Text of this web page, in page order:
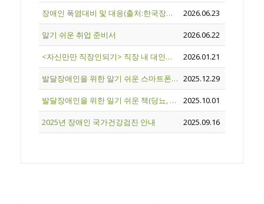
장애인 폭염대비 및 대응(출처:한국장애인개발원) 2026.06.23
알기 쉬운 취업 준비서 2026.06.22
<자신만만 직장인되기> 직장 내 대인관계 향상 프로그램 2026.01.21
발달장애인을 위한 알기 쉬운 스마트폰 활용법 2025.12.29
발달장애인을 위한 일기 쉬운 책(당뇨, 치아) 2025.10.01
2025년 장애인 국가건강검진 안내 2025.09.16